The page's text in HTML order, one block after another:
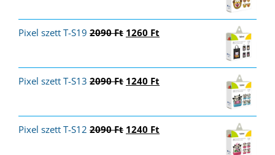
Pixel szett T-S19 2090Ft Original
1260 Ft
Pixel szett T-S13 2090Ft Original
1240 Ft
Pixel szett T-S12 2090Ft Original
1240 Ft